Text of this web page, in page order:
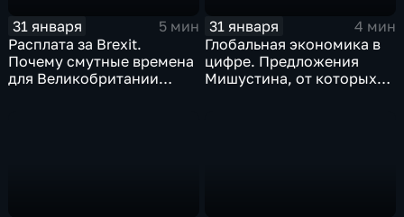
31 января
5 мин
Расплата за Brexit.
Почему смутные времена
для Великобритании
31 января
4 мин
Глобальная экономика в
цифре. Предложения
Мишустина, от которых